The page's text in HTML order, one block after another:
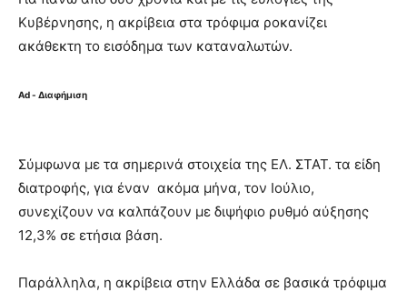
Κυβέρνησης, η ακρίβεια στα τρόφιμα ροκανίζει
ακάθεκτη το εισόδημα των καταναλωτών.
Ad - Διαφήμιση
Σύμφωνα με τα σημερινά στοιχεία της ΕΛ. ΣΤΑΤ. τα είδη
διατροφής, για έναν ακόμα μήνα, τον Ιούλιο,
συνεχίζουν να καλπάζουν με διψήφιο ρυθμό αύξησης
12,3% σε ετήσια βάση.
Παράλληλα, η ακρίβεια στην Ελλάδα σε βασικά τρόφιμα